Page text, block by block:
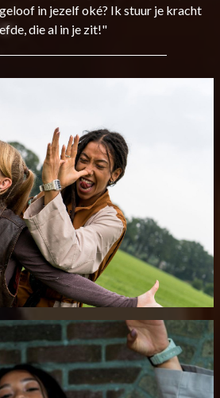
in jezelf oké? Ik stuur je kracht
die al in je zit!"